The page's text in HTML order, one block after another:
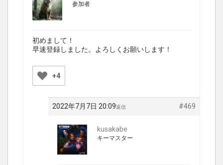
参加者
初めまして！
早速登録しました。よろしくお願いします！
+4
2022年7月7日 20:09 #469
返信
kusakabe
キーマスター